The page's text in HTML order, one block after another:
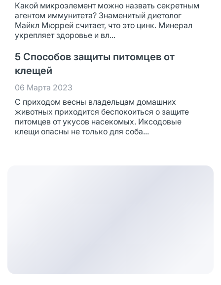
Какой микроэлемент можно назвать секретным
агентом иммунитета? Знаменитый диетолог
Майкл Мюррей считает, что это цинк. Минерал
укрепляет здоровье и вл...
5 Способов защиты питомцев от
клещей
06 Марта 2023
С приходом весны владельцам домашних
животных приходится беспокоиться о защите
питомцев от укусов насекомых. Иксодовые
клещи опасны не только для соба...